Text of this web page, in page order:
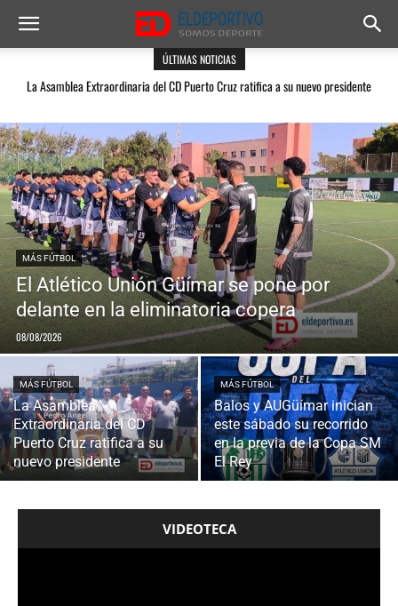
ÚLTIMAS NOTICIAS
La Asamblea Extraordinaria del CD Puerto Cruz ratifica a su nuevo presidente
Balos y AUGüímar inician este sábado su recorrido en la previa de la Copa SM El
MÁS FÚTBOL
El Atlético Unión Güímar se pone por
delante en la eliminatoria copera
08/08/2026
MÁS FÚTBOL
La Asamblea
Extraordinaria del CD
Puerto Cruz ratifica a su
nuevo presidente
MÁS FÚTBOL
Balos y AUGüímar inician
este sábado su recorrido
en la previa de la Copa SM
El Rey
VIDEOTECA